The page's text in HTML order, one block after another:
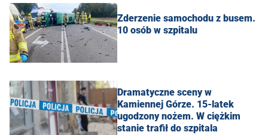
Zderzenie samochodu z busem.
10 osób w szpitalu
Dramatyczne sceny w
Kamiennej Górze. 15-latek
ugodzony nożem. W ciężkim
stanie trafił do szpitala